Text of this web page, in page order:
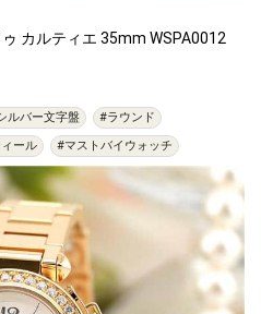
カルティエ 35mm WSPA0012
ルバー文字盤
#ラウンド
ール #マストバイウォッチ